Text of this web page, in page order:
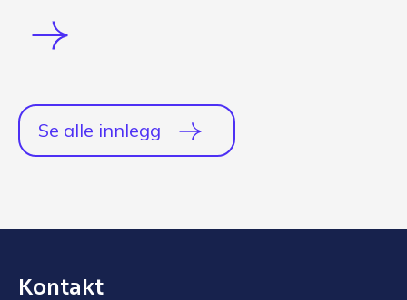
Se alle innlegg
Kontakt